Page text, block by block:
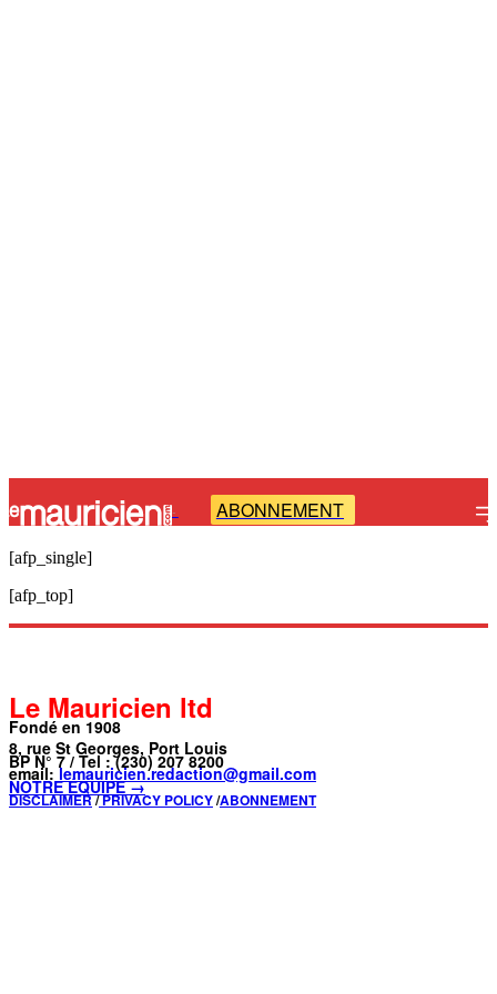
- ABONNEMENT
[afp_single]
[afp_top]
Le Mauricien ltd
Fondé en 1908
8, rue St Georges, Port Louis
BP N° 7 / Tel : (230) 207 8200
email: lemauricien.redaction@gmail.com
NOTRE ÉQUIPE →
DISCLAIMER/PRIVACY POLICY/ABONNEMENT